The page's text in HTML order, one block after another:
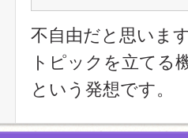
不自由だと思いま
トピックを立てる
という発想です。